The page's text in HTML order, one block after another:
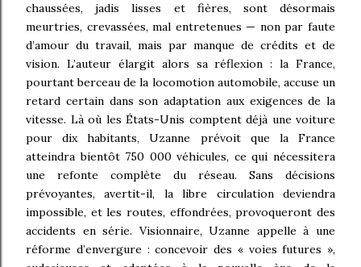
chaussées, jadis lisses et fières, sont désormais
meurtries, crevassées, mal entretenues — non par faute
d’amour du travail, mais par manque de crédits et de
vision. L’auteur élargit alors sa réflexion : la France,
pourtant berceau de la locomotion automobile, accuse un
retard certain dans son adaptation aux exigences de la
vitesse. Là où les États-Unis comptent déjà une voiture
pour dix habitants, Uzanne prévoit que la France
atteindra bientôt 750 000 véhicules, ce qui nécessitera
une refonte complète du réseau. Sans décisions
prévoyantes, avertit-il, la libre circulation deviendra
impossible, et les routes, effondrées, provoqueront des
accidents en série. Visionnaire, Uzanne appelle à une
réforme d’envergure : concevoir des « voies futures »,